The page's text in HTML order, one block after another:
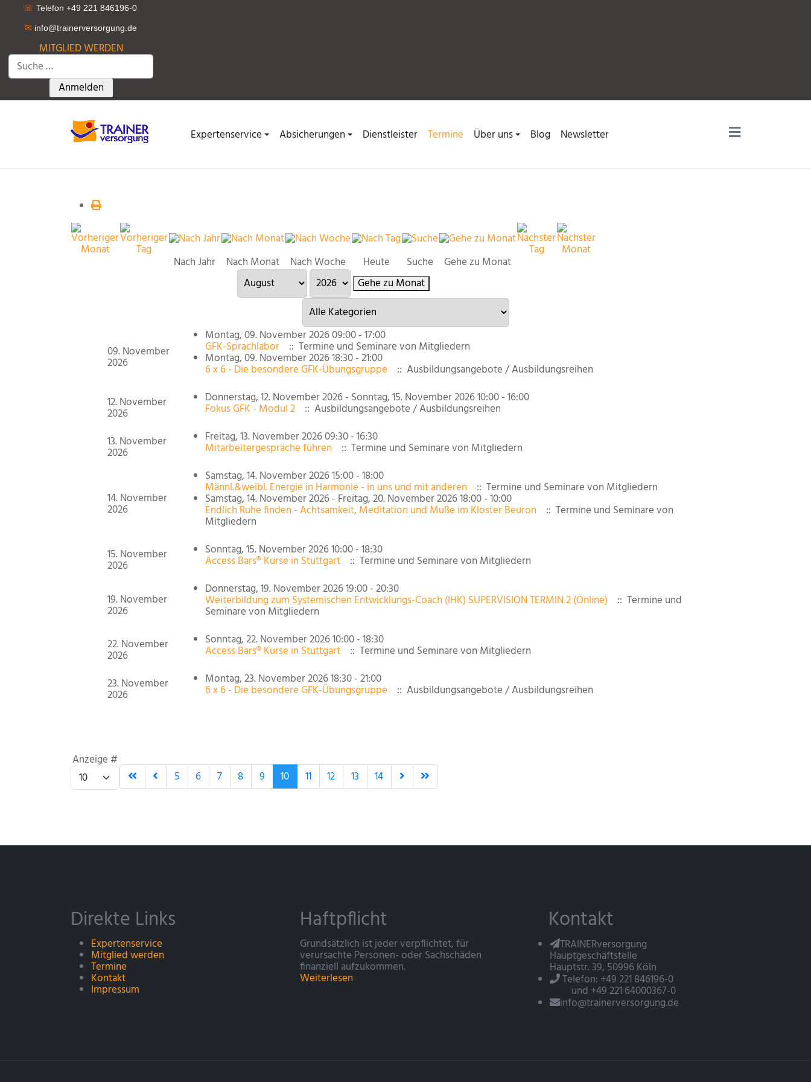
☏ Telefon +49 221 846196-0
✉ info@trainerversorgung.de
MITGLIED WERDEN
Suchen
Type 2 or more characters for results.
Anmelden
Expertenservice Absicherungen Dienstleister Termine Über uns Blog Newsletter
Nach Jahr Nach Monat Nach Woche Heute Suche
Gehe zu Monat
Gehe zu Monat
Eine Kategorie auswählen um die Liste zu filtern
09. November
2026
Montag, 09. November 2026 09:00 - 17:00
GFK-Sprachlabor :: Termine und Seminare von Mitgliedern
Montag, 09. November 2026 18:30 - 21:00
6 x 6 - Die besondere GFK-Übungsgruppe
:: Ausbildungsangebote / Ausbildungsreihen
12. November
2026
Donnerstag, 12. November 2026 - Sonntag, 15. November 2026 10:00 - 16:00
Fokus GFK - Modul 2
:: Ausbildungsangebote / Ausbildungsreihen
13. November
2026
Freitag, 13. November 2026 09:30 - 16:30
Mitarbeitergespräche führen :: Termine und Seminare von Mitgliedern
14. November
2026
Samstag, 14. November 2026 15:00 - 18:00
Männl.&weibl. Energie in Harmonie - in uns und mit anderen :: Termine und Seminare von Mitgliedern
Samstag, 14. November 2026 - Freitag, 20. November 2026 18:00 - 10:00
Endlich Ruhe finden - Achtsamkeit, Meditation und Muße im Kloster Beuron :: Termine und Seminare von
Mitgliedern
15. November
2026
Sonntag, 15. November 2026 10:00 - 18:30
Access Bars® Kurse in Stuttgart :: Termine und Seminare von Mitgliedern
19. November
2026
Donnerstag, 19. November 2026 19:00 - 20:30
Weiterbildung zum Systemischen Entwicklungs-Coach (IHK) SUPERVISION TERMIN 2 (Online) :: Termine und
Seminare von Mitgliedern
22. November
2026
Sonntag, 22. November 2026 10:00 - 18:30
Access Bars® Kurse in Stuttgart
:: Termine und Seminare von Mitgliedern
23. November
2026
Montag, 23. November 2026 18:30 - 21:00
6 x 6 - Die besondere GFK-Übungsgruppe :: Ausbildungsangebote / Ausbildungsreihen
Limite der Paginierungsliste
Anzeige #
5
6 7 8 9 10 11 12 13 14
Direkte Links
Expertenservice
Mitglied werden
Termine
Kontakt
Impressum
Haftpflicht
Grundsätzlich ist jeder verpflichtet, für
verursachte Personen- oder Sachschäden
finanziell aufzukommen.
Weiterlesen
Kontakt
TRAINERversorgung
Hauptgeschäftstelle
Hauptstr. 39, 50996 Köln
Telefon: +49 221 846196-0
und +49 221 64000367-0
info@trainerversorgung.de